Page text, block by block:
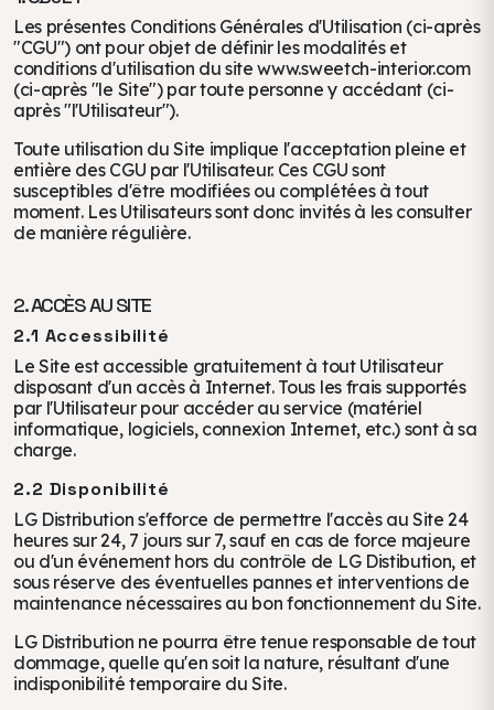
Les présentes Conditions Générales d'Utilisation (ci-après
"CGU") ont pour objet de définir les modalités et
conditions d'utilisation du site www.sweetch-interior.com
(ci-après "le Site") par toute personne y accédant (ci-
après "l'Utilisateur").
Toute utilisation du Site implique l'acceptation pleine et
entière des CGU par l'Utilisateur. Ces CGU sont
susceptibles d'être modifiées ou complétées à tout
moment. Les Utilisateurs sont donc invités à les consulter
de manière régulière.
2. ACCÈS AU SITE
2.1 Accessibilité
Le Site est accessible gratuitement à tout Utilisateur
disposant d'un accès à Internet. Tous les frais supportés
par l'Utilisateur pour accéder au service (matériel
informatique, logiciels, connexion Internet, etc.) sont à sa
charge.
2.2 Disponibilité
LG Distribution s'efforce de permettre l'accès au Site 24
heures sur 24, 7 jours sur 7, sauf en cas de force majeure
ou d'un événement hors du contrôle de LG Distibution, et
sous réserve des éventuelles pannes et interventions de
maintenance nécessaires au bon fonctionnement du Site.
LG Distribution ne pourra être tenue responsable de tout
dommage, quelle qu'en soit la nature, résultant d'une
indisponibilité temporaire du Site.